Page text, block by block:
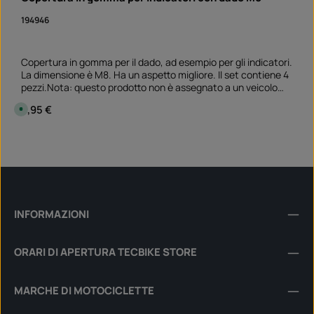
194946
Copertura in gomma per il dado, ad esempio per gli indicatori.
La dimensione è M8. Ha un aspetto migliore. Il set contiene 4
pezzi.Nota: questo prodotto non è assegnato a un veicolo
Prezzo normale:
D
i
b
t
e
d
n
s
9,95 €
INFORMAZIONI
ORARI DI APERTURA TECBIKE STORE
MARCHE DI MOTOCICLETTE